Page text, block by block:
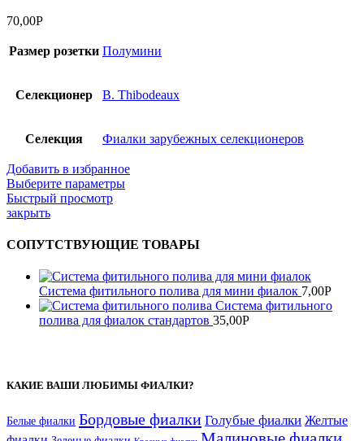
70,00Р
Размер розетки Полумини
Селекционер B. Thibodeaux
Селекция Фиалки зарубежных селекционеров
Добавить в избранное
Выберите параметры
Быстрый просмотр
закрыть
СОПУТСТВУЮЩИЕ ТОВАРЫ
Система фитильного полива для мини фиалок 7,00Р
Система фитильного
полива для фиалок стандартов 35,00Р
КАКИЕ ВАШИ ЛЮБИМЫ ФИАЛКИ?
Белые фиалки Бордовые фиалки Голубые фиалки Желтые